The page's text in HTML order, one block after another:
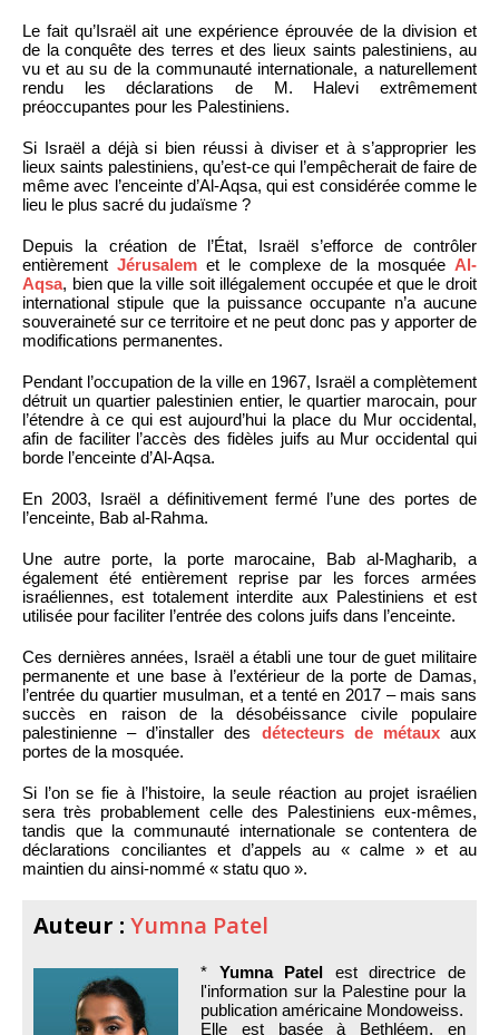
Le fait qu’Israël ait une expérience éprouvée de la division et
de la conquête des terres et des lieux saints palestiniens, au
vu et au su de la communauté internationale, a naturellement
rendu les déclarations de M. Halevi extrêmement
préoccupantes pour les Palestiniens.
Si Israël a déjà si bien réussi à diviser et à s’approprier les
lieux saints palestiniens, qu’est-ce qui l’empêcherait de faire de
même avec l’enceinte d’Al-Aqsa, qui est considérée comme le
lieu le plus sacré du judaïsme ?
Depuis la création de l’État, Israël s’efforce de contrôler
entièrement Jérusalem et le complexe de la mosquée Al-
Aqsa, bien que la ville soit illégalement occupée et que le droit
international stipule que la puissance occupante n’a aucune
souveraineté sur ce territoire et ne peut donc pas y apporter de
modifications permanentes.
Pendant l’occupation de la ville en 1967, Israël a complètement
détruit un quartier palestinien entier, le quartier marocain, pour
l’étendre à ce qui est aujourd’hui la place du Mur occidental,
afin de faciliter l’accès des fidèles juifs au Mur occidental qui
borde l’enceinte d’Al-Aqsa.
En 2003, Israël a définitivement fermé l’une des portes de
l’enceinte, Bab al-Rahma.
Une autre porte, la porte marocaine, Bab al-Magharib, a
également été entièrement reprise par les forces armées
israéliennes, est totalement interdite aux Palestiniens et est
utilisée pour faciliter l’entrée des colons juifs dans l’enceinte.
Ces dernières années, Israël a établi une tour de guet militaire
permanente et une base à l’extérieur de la porte de Damas,
l’entrée du quartier musulman, et a tenté en 2017 – mais sans
succès en raison de la désobéissance civile populaire
palestinienne – d’installer des détecteurs de métauxaux
portes de la mosquée.
Si l’on se fie à l’histoire, la seule réaction au projet israélien
sera très probablement celle des Palestiniens eux-mêmes,
tandis que la communauté internationale se contentera de
déclarations conciliantes et d’appels au « calme » et au
maintien du ainsi-nommé « statu quo ».
Auteur : Yumna Patel
* Yumna Patel est directrice de
l'information sur la Palestine pour la
publication américaine Mondoweiss.
Elle est basée à Bethléem, en